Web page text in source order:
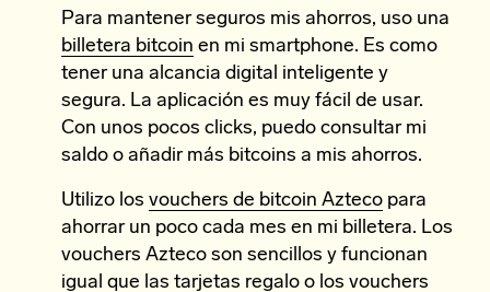
Para mantener seguros mis ahorros, uso una
billetera bitcoin en mi smartphone. Es como
tener una alcancia digital inteligente y
segura. La aplicación es muy fácil de usar.
Con unos pocos clicks, puedo consultar mi
saldo o añadir más bitcoins a mis ahorros.
Utilizo los vouchers de bitcoin Azteco para
ahorrar un poco cada mes en mi billetera. Los
vouchers Azteco son sencillos y funcionan
igual que las tarjetas regalo o los vouchers